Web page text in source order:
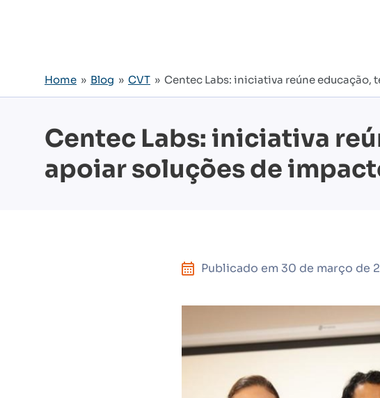
Home » Blog » CVT » Centec Labs: iniciativa reúne
Centec Labs: iniciativa
apoiar soluções de
Publicado em 30 de março de